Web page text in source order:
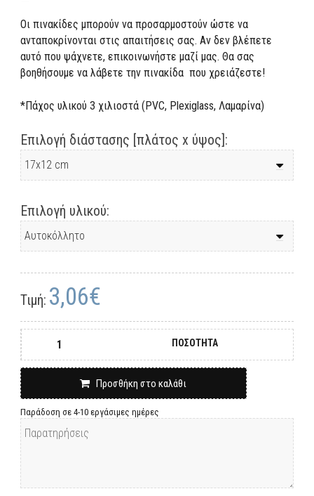
Οι πινακίδες μπορούν να προσαρμοστούν ώστε να
ανταποκρίνονται στις απαιτήσεις σας. Αν δεν βλέπετε
αυτό που ψάχνετε, επικοινωνήστε μαζί μας. Θα σας
βοηθήσουμε να λάβετε την πινακίδα που χρειάζεστε!
*Πάχος υλικού 3 χιλιοστά (PVC, Plexiglass, Λαμαρίνα)
Επιλογή διάστασης [πλάτος x ύψος]:
Επιλογή υλικού:
Τιμή: 3,06€
ΠΟΣΟΤΗΤΑ
Προσθήκη στο καλάθι
Παράδοση σε 4-10 εργάσιμες ημέρες